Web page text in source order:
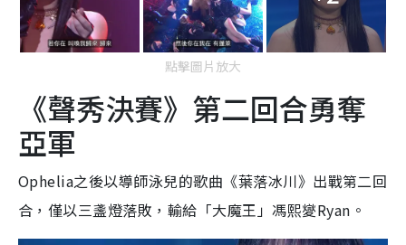
點擊圖片放大
《聲秀決賽》第二回合勇奪
亞軍
Ophelia之後以導師泳兒的歌曲《葉落冰川》出戰第二回
合，僅以三盞燈落敗，輸給「大魔王」馮熙夑Ryan。